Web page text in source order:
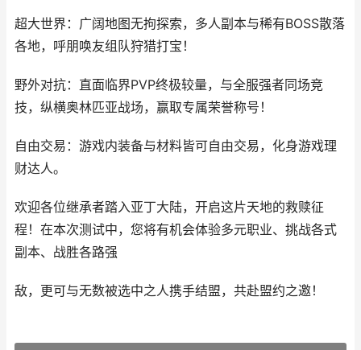
超大世界：广阔地图无拘探索，多人副本与稀有BOSS散落
各地，呼朋唤友组队狩猎打宝！
野外对抗：直面临界PVP终极较量，与全服强者同场竞
技，纵横奥林匹亚战场，赢取专属荣誉称号！
自由交易：游戏内装备与材料皆可自由交易，化身游戏理
财达人。
欢迎各位继承者踏入亚丁大陆，开启这片天地的救赎征
程！在本次测试中，您将有机会体验多元职业、挑战各式
副本、战胜各路强
敌，更可与无数被选中之人携手结盟，共赴盟约之邀！